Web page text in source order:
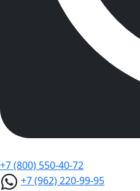
+7 (800) 550-40-72
+7 (962) 220-99-95